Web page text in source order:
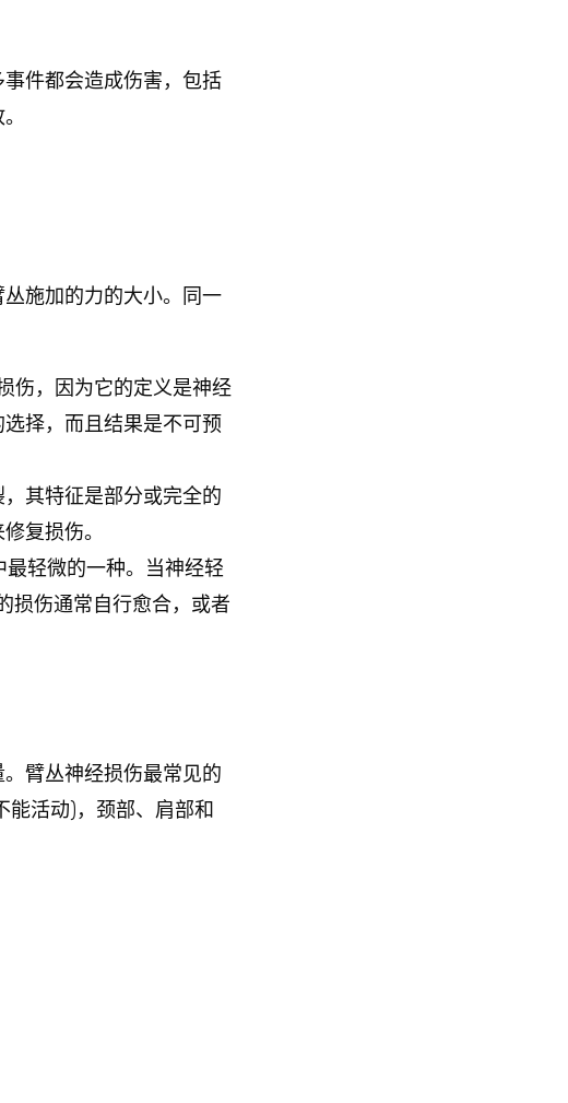
件都会造成伤害，包括
施加的力的大小。同一
伤，因为它的定义是神经
择，而且结果是不可预
其特征是部分或完全的
复损伤。
轻微的一种。当神经轻
损伤通常自行愈合，或者
臂丛神经损伤最常见的
能活动)，颈部、肩部和